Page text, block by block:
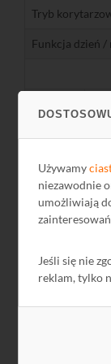
Używamy
niezawodnie
umożliwiają
Jeśli się nie
reklam, tylko
Tryb
Funkcja dzień /
Bitrate